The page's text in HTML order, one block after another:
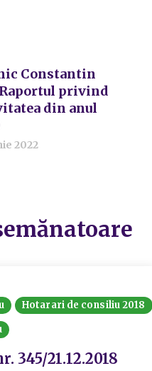
Constantin
privind
din anul
2022
Hotarari de consiliu 2018
345/21.12.2018